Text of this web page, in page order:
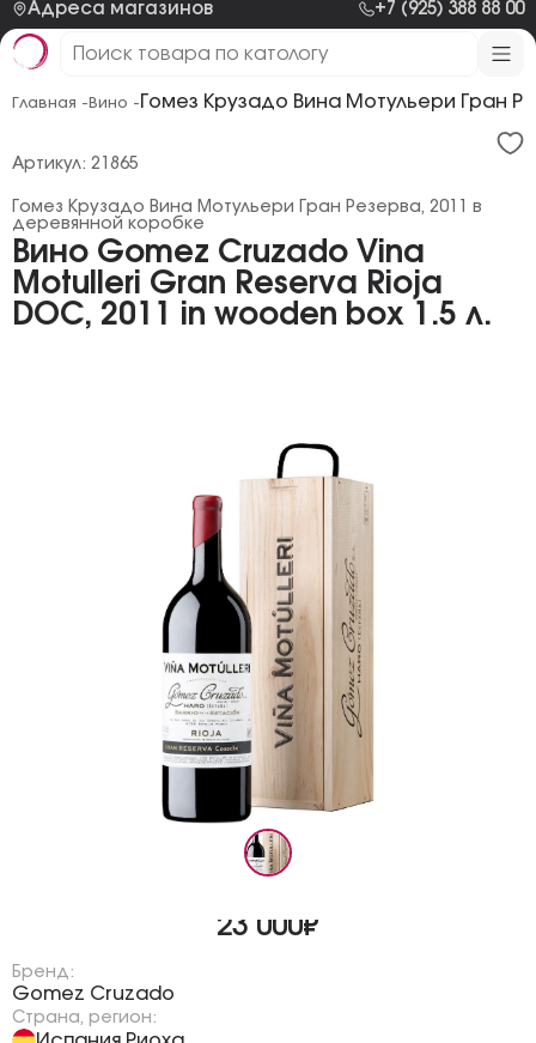
Адреса магазинов +7 (925) 388 88 00
Главная - Вино - Гомез Крузадо Вина Мотульери Гран
Вино Gomez Cruzado Vina
Motulleri Gran Reserva Rioja
DOC, 2011 in wooden box 1.5 л.
Гомез Крузадо Вина Мотульери Гран Резерва, 2011 в
деревянной коробке
Артикул: 21865
23 000₽
Бренд:
Gomez Cruzado
Страна, регион: